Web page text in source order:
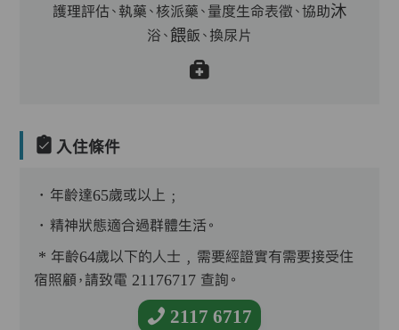
護理評估、執藥、核派藥、量度生命表徵、協助沐
浴、餵飯、換尿片
入住條件
．年齡達65歲或以上﹔
．精神狀態適合過群體生活。
* 年齡64歲以下的人士﹐需要經證實有需要接受住
宿照顧，請致電 21176717 查詢。
2117 6717